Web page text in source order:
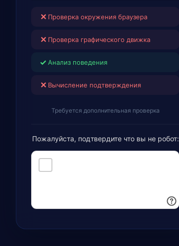
✕ Проверка окружения браузера
✕ Проверка графического движка
✓ Анализ поведения
✕ Вычисление подтверждения
Требуется дополнительная проверка
Пожалуйста, подтвердите что вы не робот: